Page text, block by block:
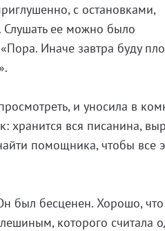
с остановками,
Слушать ее можно было
Иначе завтра буду
и уносила в
хранится вся писанина,
помощника, чтобы все
был бесценен. Хорошо,
которого считала